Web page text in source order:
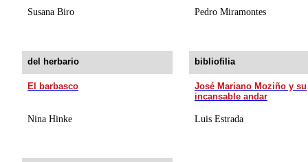
Susana Biro Pedro Miramontes
del herbario bibliofilia
El barbasco
José Mariano Moziño y su
incansable andar
Nina Hinke Luis Estrada